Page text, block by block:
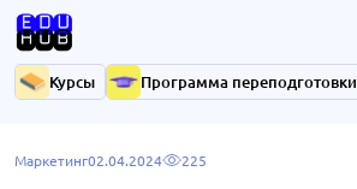
Курсы Программа переподготовки
Маркетинг02.04.2024 225